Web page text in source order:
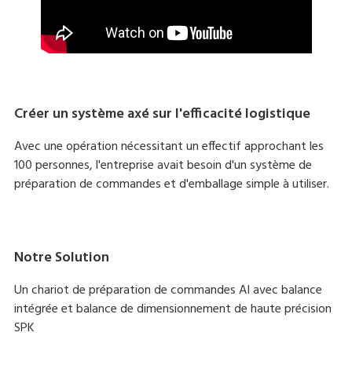
Créer un système axé sur l'efficacité logistique
Avec une opération nécessitant un effectif approchant les
100 personnes, l'entreprise avait besoin d'un système de
préparation de commandes et d'emballage simple à utiliser.
Notre Solution
Un chariot de préparation de commandes AI avec balance
intégrée et balance de dimensionnement de haute précision
SPK